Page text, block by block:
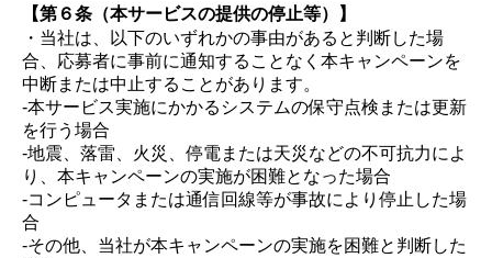
【第６条（本サービスの提供の停止等）】
・当社は、以下のいずれかの事由があると判断した場
合、応募者に事前に通知することなく本キャンペーンを
中断または中止することがあります。
-本サービス実施にかかるシステムの保守点検または更新
を行う場合
-地震、落雷、火災、停電または天災などの不可抗力によ
り、本キャンペーンの実施が困難となった場合
-コンピュータまたは通信回線等が事故により停止した場
合
-その他、当社が本キャンペーンの実施を困難と判断した